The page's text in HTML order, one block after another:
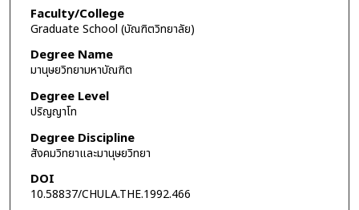
Faculty/College
Graduate School (บัณฑิตวิทยาลัย)
Degree Name
มานุษยวิทยามหาบัณฑิต
Degree Level
ปริญญาโท
Degree Discipline
สังคมวิทยาและมานุษยวิทยา
DOI
10.58837/CHULA.THE.1992.466